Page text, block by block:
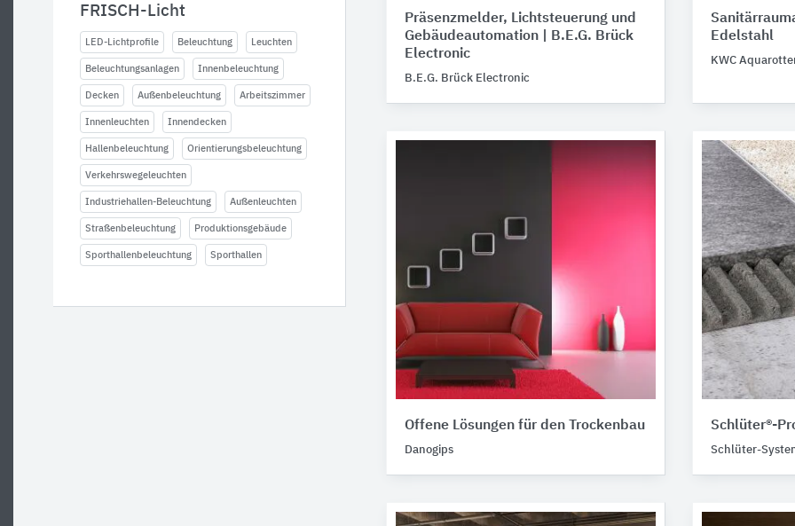
FRISCH-Licht
LED-Lichtprofile Beleuchtung Leuchten
Beleuchtungsanlagen Innenbeleuchtung
Decken Außenbeleuchtung Arbeitszimmer
Innenleuchten Innendecken
Hallenbeleuchtung Orientierungsbeleuchtung
Verkehrswegeleuchten
Industriehallen-Beleuchtung Außenleuchten
Straßenbeleuchtung Produktionsgebäude
Sporthallenbeleuchtung Sporthallen
Präsenzmelder, Lichtsteuerung und
Gebäudeautomation | B.E.G. Brück
Electronic
B.E.G. Brück Electronic
Edelstahl
KWC
Offene Lösungen für den Trockenbau
Danogips
Schlüter®-
Schlüter-